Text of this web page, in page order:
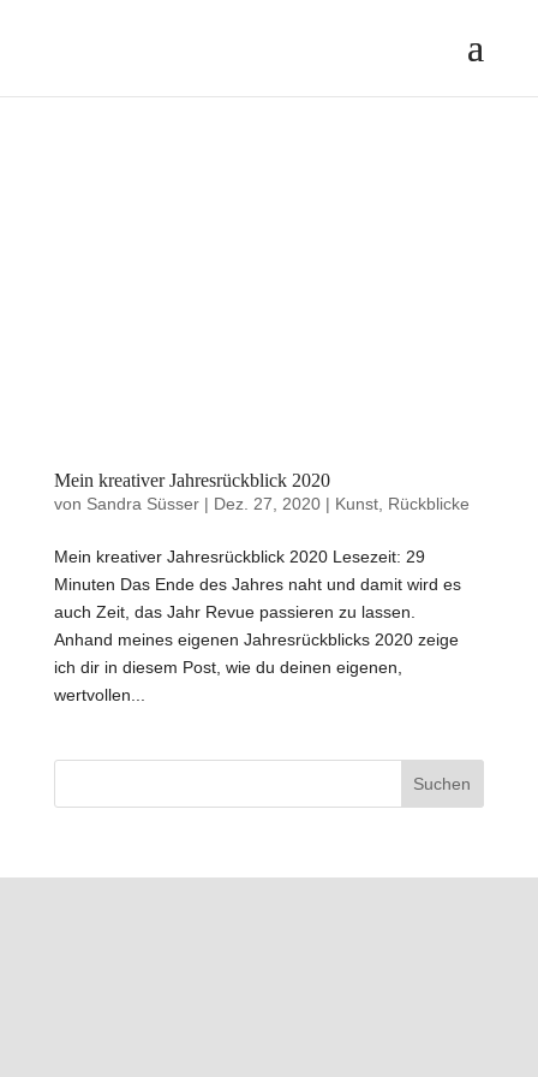
Mein kreativer Jahresrückblick 2020
von Sandra Süsser| Dez. 27, 2020| Kunst, Rückblicke
Mein kreativer Jahresrückblick 2020 Lesezeit: 29
Minuten Das Ende des Jahres naht und damit wird es
auch Zeit, das Jahr Revue passieren zu lassen.
Anhand meines eigenen Jahresrückblicks 2020 zeige
ich dir in diesem Post, wie du deinen eigenen,
wertvollen...